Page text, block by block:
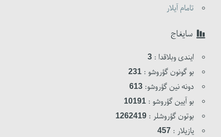
تامام آیلار
سایغاج
ایندی وبلاقدا : 3
بو گونون گؤروشو : 231
دونه نین گؤروشو: 613
بو آیین گؤروشو : 10191
بوتون گؤروشلر : 1262419
یازیلار : 457